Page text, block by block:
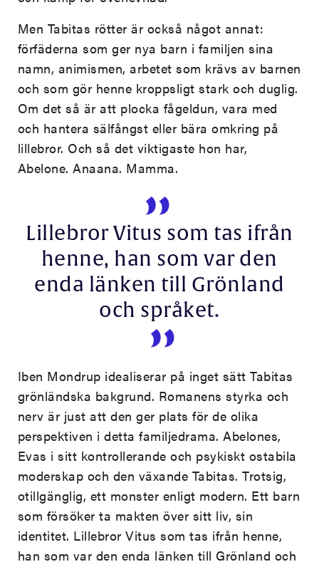
Men Tabitas rötter är också något annat:
förfäderna som ger nya barn i familjen sina
namn, animismen, arbetet som krävs av barnen
och som gör henne kroppsligt stark och duglig.
Om det så är att plocka fågeldun, vara med
och hantera sälfångst eller bära omkring på
lillebror. Och så det viktigaste hon har,
Abelone. Anaana. Mamma.
Lillebror Vitus som tas ifrån
henne, han som var den
enda länken till Grönland
och språket.
Iben Mondrup idealiserar på inget sätt Tabitas
grönländska bakgrund. Romanens styrka och
nerv är just att den ger plats för de olika
perspektiven i detta familjedrama. Abelones,
Evas i sitt kontrollerande och psykiskt ostabila
moderskap och den växande Tabitas. Trotsig,
otillgänglig, ett monster enligt modern. Ett barn
som försöker ta makten över sitt liv, sin
identitet. Lillebror Vitus som tas ifrån henne,
han som var den enda länken till Grönland och